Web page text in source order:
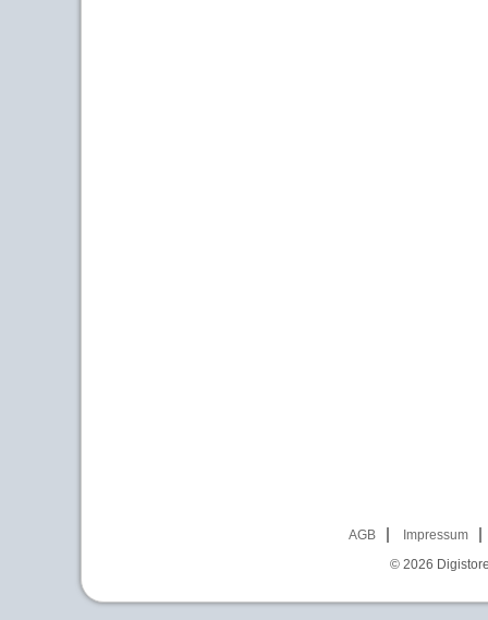
AGB
Impressum
© 2026